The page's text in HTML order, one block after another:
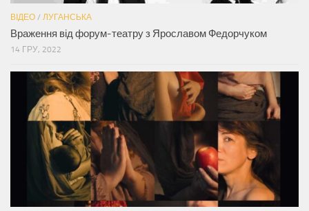
ВІДЕО / ЛУГАНСЬКА
Враження від форум-театру з Ярославом Федорчуком
14 ГРУ, 2022